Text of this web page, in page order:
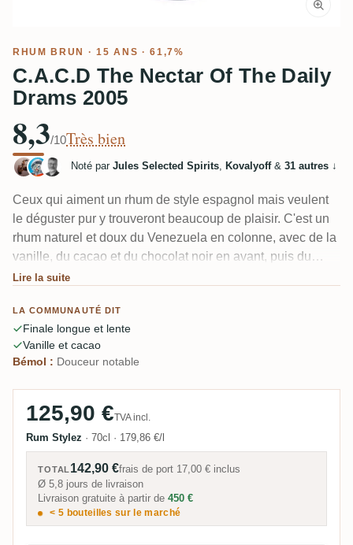
RHUM BRUN · 15 ANS · 61,7%
C.A.C.D The Nectar Of The Daily
Drams 2005
8,3/10Très bien
Noté par Jules Selected Spirits, Kovalyoff& 31 autres ↓
Ceux qui aiment un rhum de style espagnol mais veulent
le déguster pur y trouveront beaucoup de plaisir. C'est un
rhum naturel et doux du Venezuela en colonne, avec de la
vanille, du cacao et du chocolat noir en avant, puis du
tabac et une légère fumée provenant de la mise en
besoin de temps pour l'apprécier ; une goutte d'eau l'ouvre.
Un membre l'a même pris à l'aveugle pour un Foursquare
ou un rhum de colonne guyanais.
Lire la suite
LA COMMUNAUTÉ DIT
Finale longue et lente
Vanille et cacao
Bémol : Douceur notable
125,90 €TVA incl.
Rum Stylez · 70cl · 179,86 €/l
TOTAL 142,90 €frais de port 17,00 € inclus
Ø 5,8 jours de livraison
Livraison gratuite à partir de 450 €
< 5 bouteilles sur le marché